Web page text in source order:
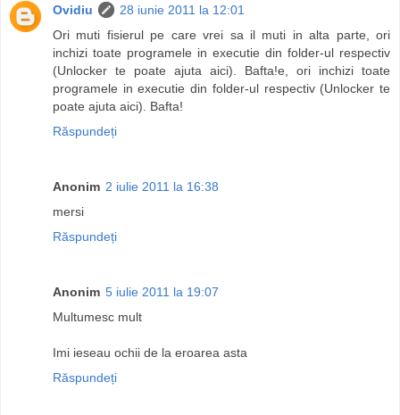
Ovidiu
28 iunie 2011 la 12:01
Ori muti fisierul pe care vrei sa il muti in alta parte, ori
inchizi toate programele in executie din folder-ul respectiv
(Unlocker te poate ajuta aici). Bafta!e, ori inchizi toate
programele in executie din folder-ul respectiv (Unlocker te
poate ajuta aici). Bafta!
Răspundeți
Anonim 2 iulie 2011 la 16:38
mersi
Răspundeți
Anonim 5 iulie 2011 la 19:07
Multumesc mult
Imi ieseau ochii de la eroarea asta
Răspundeți